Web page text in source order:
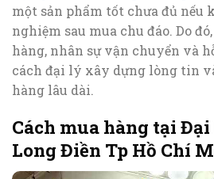
một sản phẩm tốt chưa đủ nếu
nghiệm sau mua chu đáo. Do
hàng, nhân sự vận chuyển và
cách đại lý xây dựng lòng tin
hàng lâu dài.
Cách mua hàng tại
Long Điền Tp Hồ Chí